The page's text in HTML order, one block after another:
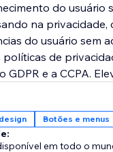
do usuário
na privacidade,
do usuário sem
políticas de
e a CCPA.
compatível
e sites com ou
online
Botões e menus
em todo o